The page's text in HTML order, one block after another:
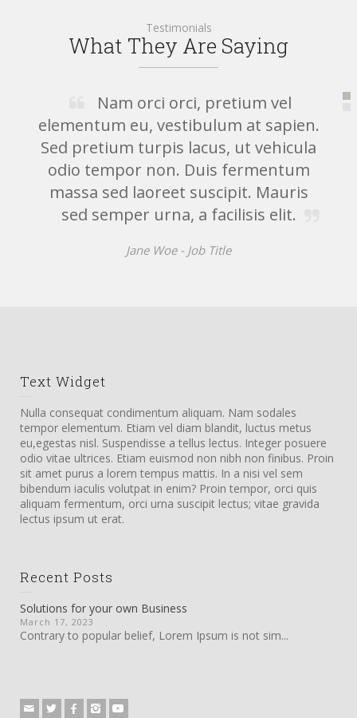
Testimonials
What They Are Saying
Nam orci orci, pretium vel
elementum eu, vestibulum at sapien.
Sed pretium turpis lacus, ut vehicula
odio tempor non. Duis fermentum
massa sed laoreet suscipit. Mauris
sed semper urna, a facilisis elit.
Jane Woe - Job Title
Text Widget
Nulla consequat condimentum aliquam. Nam sodales
tempor elementum. Etiam vel diam blandit, luctus metus
eu,egestas nisl. Suspendisse a tellus lectus. Integer posuere
odio vitae ultrices. Etiam euismod non nibh non finibus. Proin
sit amet purus a lorem tempus mattis. In a nisi vel sem
bibendum iaculis volutpat in enim? Proin tempor, orci quis
aliquam fermentum, orci urna suscipit lectus; vitae gravida
lectus ipsum ut erat.
Recent Posts
Solutions for your own Business
March 17, 2023
Contrary to popular belief, Lorem Ipsum is not sim...